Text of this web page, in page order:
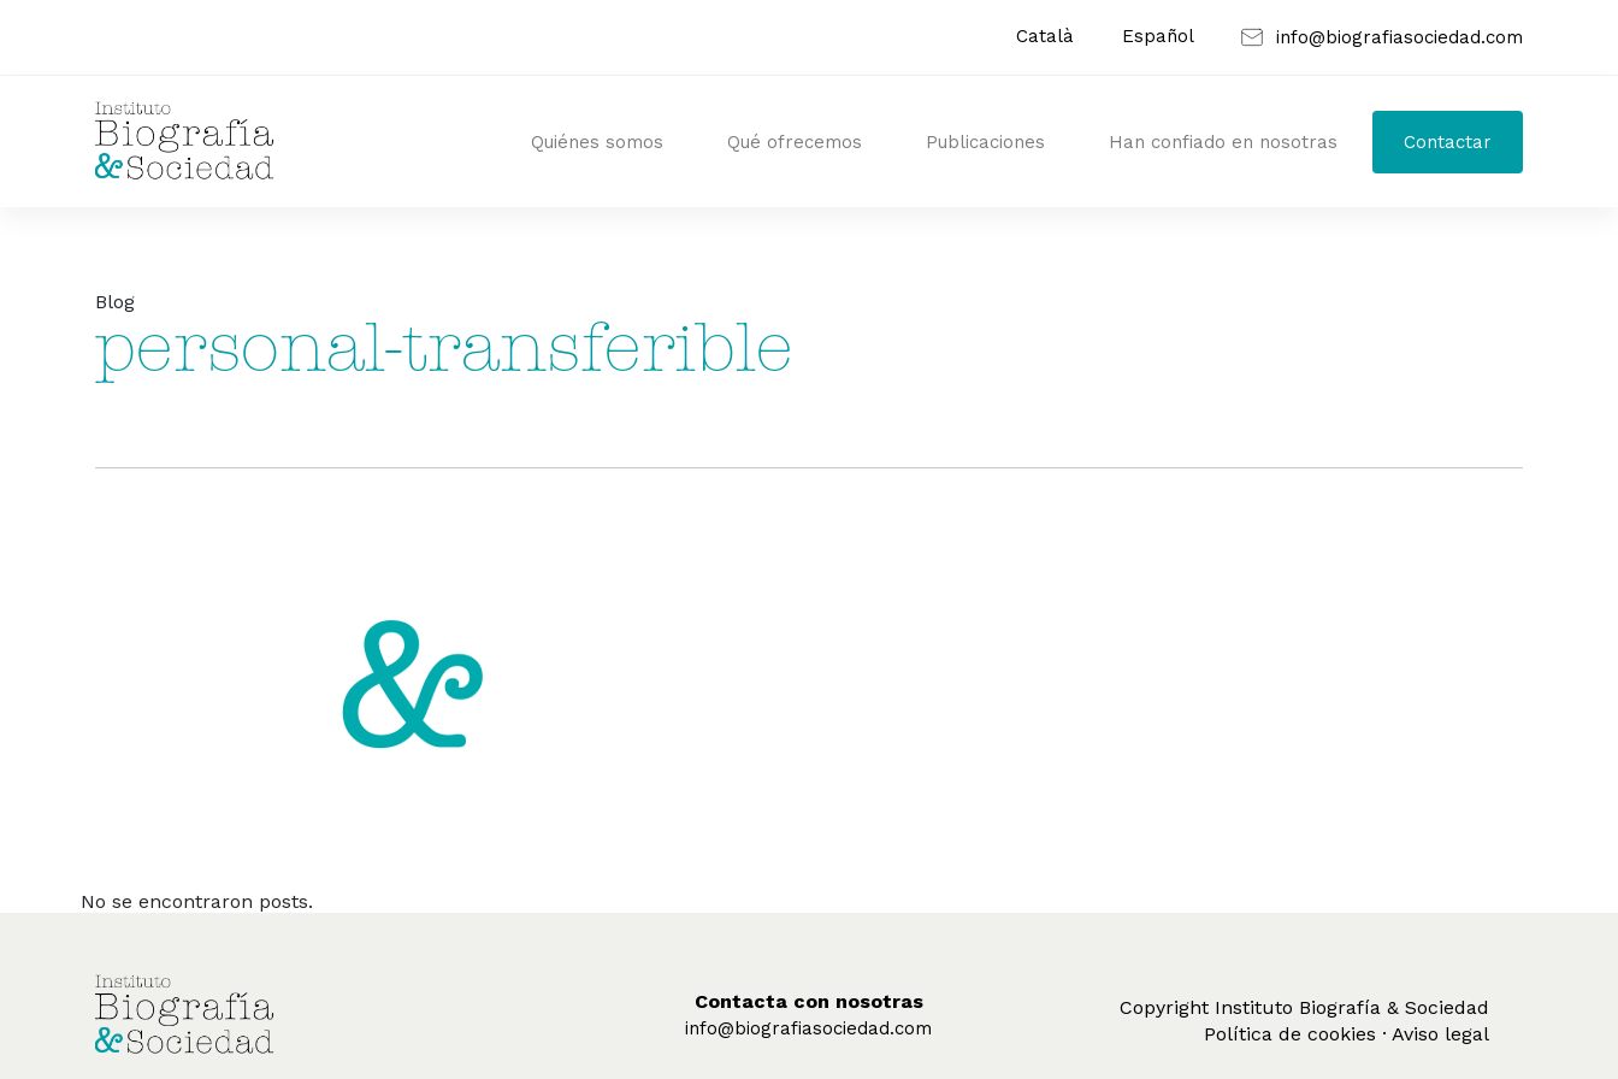
Català Español info@biografiasociedad.com
Quiénes somos Qué ofrecemos Publicaciones Han confiado en nosotras Contactar
Blog
personal-transferible
No se encontraron posts.
Contacta con nosotras
info@biografiasociedad.com
Copyright Instituto Biografía & Sociedad
Política de cookies · Aviso legal